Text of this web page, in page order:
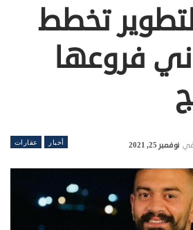
تخطط
فروعها
أخبار عقارات نوفمبر 25, 2021